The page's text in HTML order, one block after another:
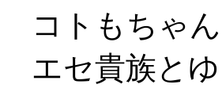
コトもちゃ
エセ貴族と